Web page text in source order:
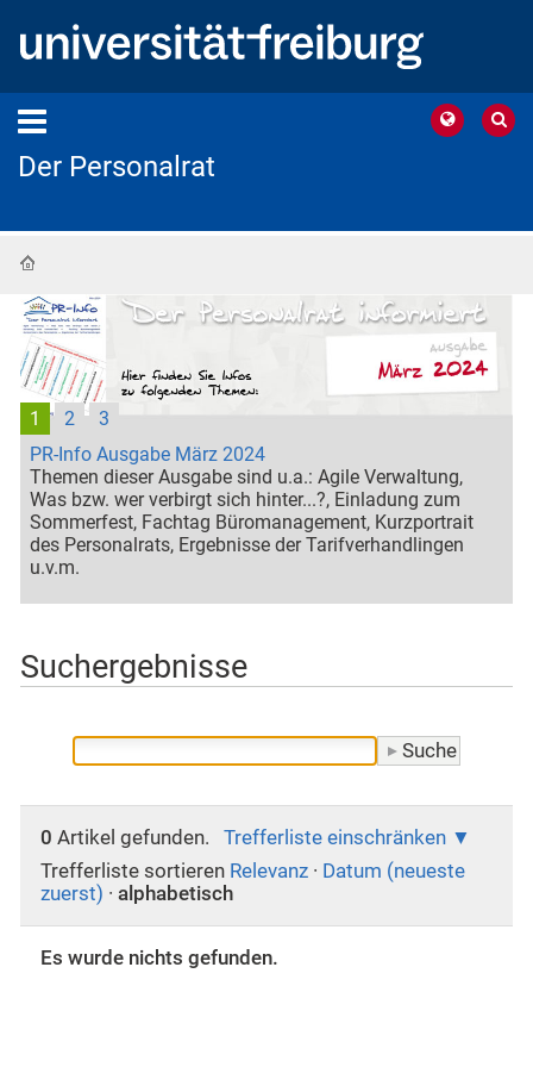
Der Personalrat
PR-Info Ausgabe März 2024
Themen dieser Ausgabe sind u.a.: Agile Verwaltung,
Was bzw. wer verbirgt sich hinter...?, Einladung zum
Sommerfest, Fachtag Büromanagement, Kurzportrait
des Personalrats, Ergebnisse der Tarifverhandlingen
u.v.m.
1 2 3
Suchergebnisse
0 Artikel gefunden.
Trefferliste einschränken
Trefferliste sortieren Relevanz · Datum (neueste
zuerst) · alphabetisch
Es wurde nichts gefunden.